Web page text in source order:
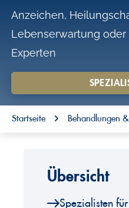
Anzeichen,
Lebenserwartung
Experten
You are here:
Startseite Behandlungen
Übersicht
Spezialisten